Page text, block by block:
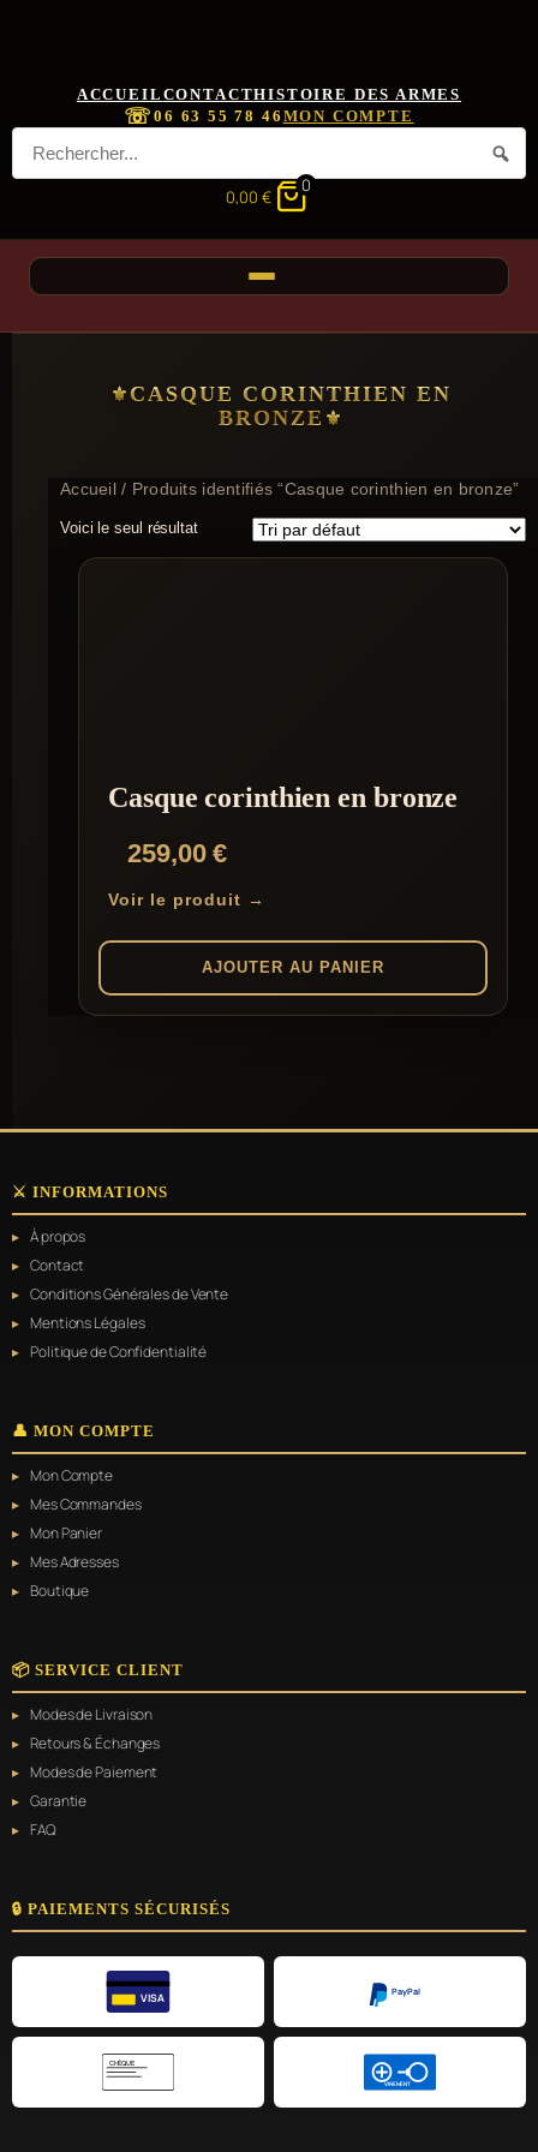
ACCUEIL CONTACTHISTOIRE DES ARMES
☏06 63 55 78 46 MON COMPTE
0,00 €
0
CASQUE CORINTHIEN EN
BRONZE
Accueil/ Produits identifiés “Casque corinthien en bronze”
Voici le seul résultat
Casque corinthien en bronze
259,00€
Voir le produit →
AJOUTER AU PANIER
⚔️ INFORMATIONS
À propos
Contact
Conditions Générales de Vente
Mentions Légales
Politique de Confidentialité
👤 MON COMPTE
Mon Compte
Mes Commandes
Mon Panier
Mes Adresses
Boutique
📦 SERVICE CLIENT
Modes de Livraison
Retours & Échanges
Modes de Paiement
Garantie
FAQ
🔒 PAIEMENTS SÉCURISÉS
VISA
PayPal
CHÈQUE
VIREMENT